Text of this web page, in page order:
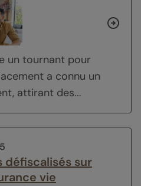
un tournant pour
a connu un
attirant des...
défiscalisés sur
vie